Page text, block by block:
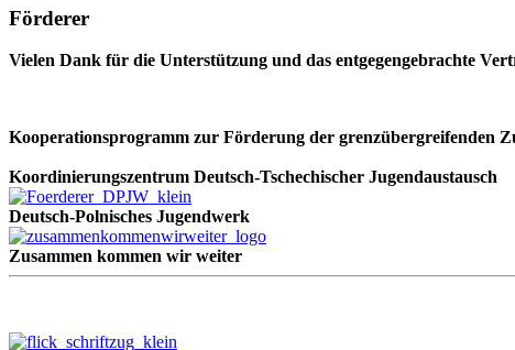
Förderer
Vielen Dank für die Unterstützung und das entgegengebrachte
Kooperationsprogramm zur Förderung der grenzübergreifenden
Koordinierungszentrum Deutsch-Tschechischer Jugendaustausch
Deutsch-Polnisches Jugendwerk
Zusammen kommen wir weiter